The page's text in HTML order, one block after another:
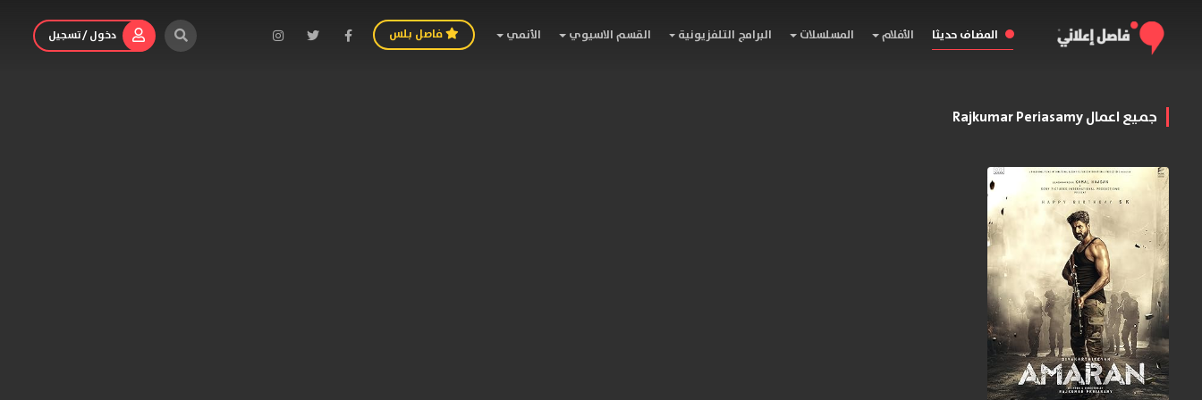
المضاف حديثا الأفلام المسلسلات البرامج التلفزيونية القسم الاسيوي الأنمي فاصل بلس دخول / تسجيل
جميع اعمال Rajkumar Periasamy